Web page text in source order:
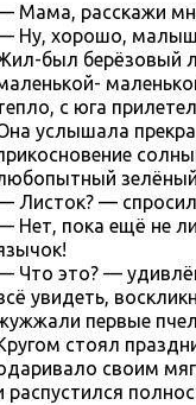
Мама, расскажи
Ну, хорошо,
был берёзовый
с юга
услышала
Листок? —
Нет, пока ещё не
Что это? —
увидеть,
первые
стоял
своим